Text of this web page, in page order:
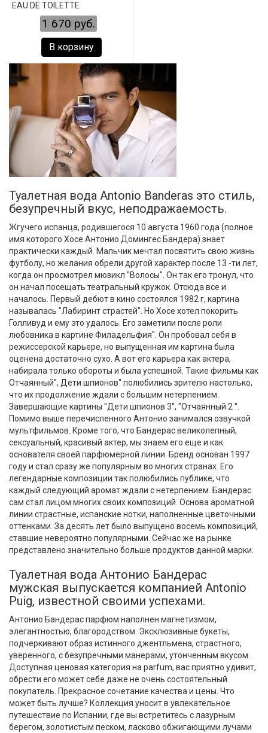
EAU DE TOILETTE
1 670 руб.
В корзину
Туалетная вода Antonio Banderas это стиль,
безупречный вкус, неподражаемость.
Жгучего испанца, родившегося 10 августа 1960 года (полное
имя которого Хосе Антонио Домингес Бандера) знает
практически каждый. Мальчик мечтал посвятить свою жизнь
футболу, но желания обрели другой характер после 13 -ти лет,
когда он просмотрел мюзикл "Волосы". Он так его тронул, что
он начал посещать театральный кружок. Отсюда все и
началось. Первый дебют в кино состоялся 1982 г, картина
называлась "Лабиринт страстей". Но Хосе хотел покорить
Голливуд и ему это удалось. Его заметили после роли
любовника в картине Филадельфия". Он пробовал себя в
режиссерской карьере, но выпущенная им картина была
оценена достаточно сухо. А вот его карьера как актера,
набирала только обороты и была успешной. Такие фильмы как
Отчаянный", Дети шпионов" полюбились зрителю настолько,
что их продолжение ждали с большим нетерпением.
Завершающие картины "Дети шпионов 3", "Отчаянный 2 ".
Помимо выше перечисленного Антонио занимался озвучкой
мультфильмов. Кроме того, что Бандерас великолепный,
сексуальный, красивый актер, мы знаем его еще и как
основателя своей парфюмерной линии. Бренд основан 1997
году и стал сразу же популярным во многих странах. Его
легендарные композиции так полюбились публике, что
каждый следующий аромат ждали с нетерпением. Бандерас
сам стал лицом многих своих композиций. Основа ароматной
линии страстные, испанские нотки, наполненные цветочными
оттенками. За десять лет было выпущено восемь композиций,
ставшие невероятно популярными. Сейчас же на рынке
представлено значительно больше продуктов данной марки.
Туалетная вода Антонио Бандерас
мужская выпускается компанией Antonio
Puig, известной своими успехами.
Антонио Бандерас парфюм наполнен магнетизмом,
элегантностью, благородством. Эксклюзивные букеты,
подчеркивают образ истинного джентльмена, страстного,
уверенного, с безупречными манерами, утонченным вкусом.
Доступная ценовая категория на parfum, вас приятно удивит,
обрести его может себе даже не очень состоятельный
покупатель. Прекрасное сочетание качества и цены. Что
может быть лучше? Коллекция уносит в увлекательное
путешествие по Испании, где вы встретитесь с лазурным
берегом, золотистым песком, ласково обжигающими лучами